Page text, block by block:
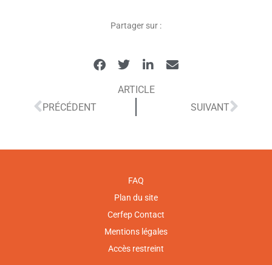
Partager sur :
ARTICLE
PRÉCÉDENT
SUIVANT
FAQ
Plan du site
Cerfep Contact
Mentions légales
Accès restreint